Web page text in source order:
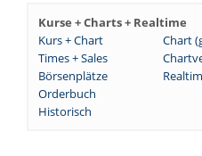
Kurse + Charts + Realtime
Kurs + Chart
Chart
Times + Sales
Börsenplätze
Orderbuch
Historisch